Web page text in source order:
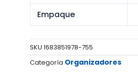
Empaque
SKU 1683851978-755
Categoría Organizadores